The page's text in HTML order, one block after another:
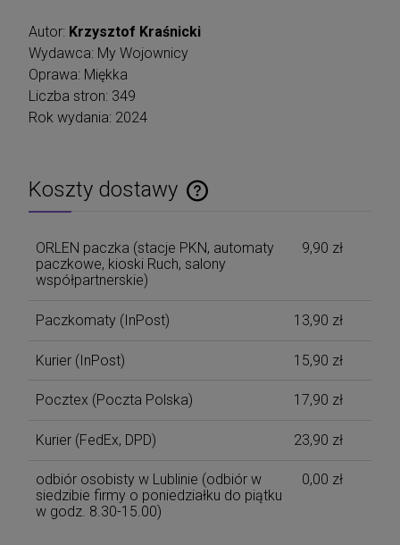
Autor: Krzysztof Kraśnicki
Wydawca: My Wojownicy
Oprawa: Miękka
Liczba stron: 349
Rok wydania: 2024
Koszty dostawy
Cena nie zawiera ewentualnych kosztów płatności
ORLEN paczka (stacje PKN, automaty
paczkowe, kioski Ruch, salony
współpartnerskie)
9,90 zł
Paczkomaty (InPost) 13,90 zł
Kurier (InPost) 15,90 zł
Pocztex (Poczta Polska) 17,90 zł
Kurier (FedEx, DPD) 23,90 zł
odbiór osobisty w Lublinie (odbiór w
siedzibie firmy o poniedziałku do piątku
w godz. 8.30-15.00)
0,00 zł